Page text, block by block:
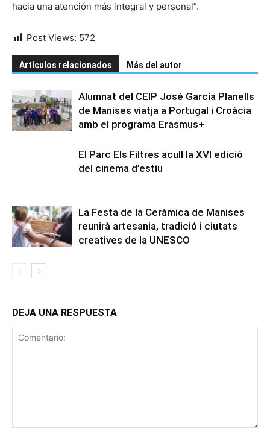
hacia una atención más integral y personal”.
Post Views: 572
Artículos relacionados Más del autor
Alumnat del CEIP José García Planells
de Manises viatja a Portugal i Croàcia
amb el programa Erasmus+
El Parc Els Filtres acull la XVI edició
del cinema d’estiu
La Festa de la Ceràmica de Manises
reunirà artesania, tradició i ciutats
creatives de la UNESCO
DEJA UNA RESPUESTA